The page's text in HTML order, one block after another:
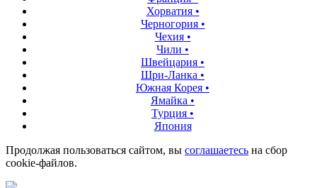
Хорватия•
Черногория•
Чехия•
Чили •
Швейцария •
Шри-Ланка •
Южная Корея •
Ямайка •
Турция •
Япония
Продолжая пользоваться сайтом, вы соглашаетесь на сбор
cookie-файлов.